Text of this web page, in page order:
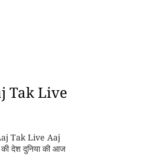
Tak Live
Tak Live Aaj
देश दुनिया की आज